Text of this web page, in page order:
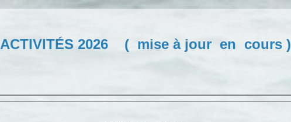
ACTIVITÉS 2026 ( mise à jour en cours )